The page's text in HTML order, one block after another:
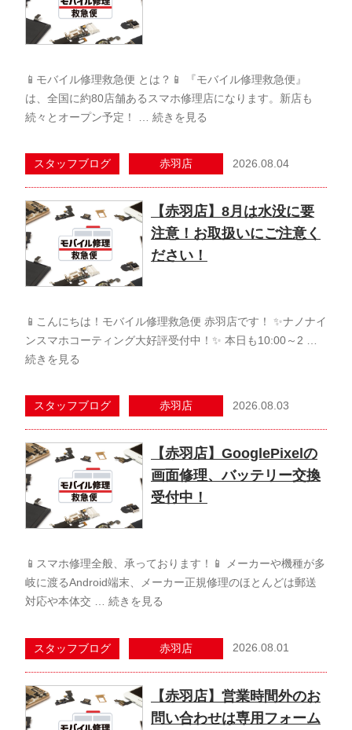
📱モバイル修理救急便 とは？📱 『モバイル修理救急便』
は、全国に約80店舗あるスマホ修理店になります。新店も
続々とオープン予定！ … 続きを見る
スタッフブログ 赤羽店 2026.08.04
【赤羽店】8月は水没に要
注意！お取扱いにご注意く
ださい！
📱こんにちは！モバイル修理救急便 赤羽店です！ ✨ナノナイ
ンスマホコーティング大好評受付中！✨ 本日も10:00～2 …
続きを見る
スタッフブログ 赤羽店 2026.08.03
【赤羽店】GooglePixelの
画面修理、バッテリー交換
受付中！
📱スマホ修理全般、承っております！📱 メーカーや機種が多
岐に渡るAndroid端末、メーカー正規修理のほとんどは郵送
対応や本体交 … 続きを見る
スタッフブログ 赤羽店 2026.08.01
【赤羽店】営業時間外のお
問い合わせは専用フォーム